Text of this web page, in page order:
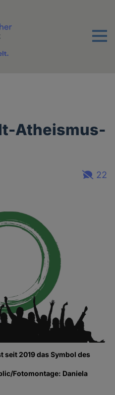
Menu
Atheismus-
22
seit 2019 das Symbol des
Fotomontage: Daniela